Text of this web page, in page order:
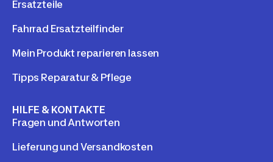
Ersatzteile
Fahrrad Ersatzteilfinder
Mein Produkt reparieren lassen
Tipps Reparatur & Pflege
HILFE & KONTAKTE
Fragen und Antworten
Lieferung und Versandkosten